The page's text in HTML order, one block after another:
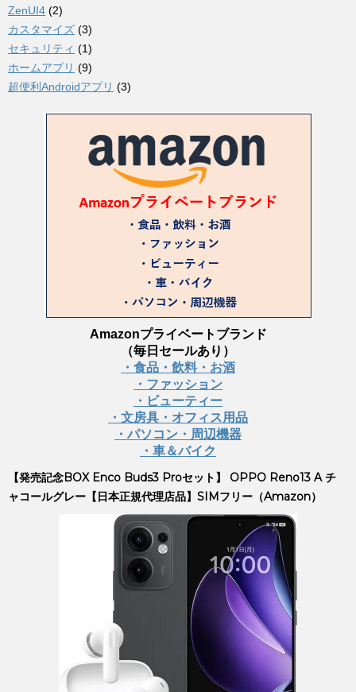
ZenUI4 (2)
カスタマイズ (3)
セキュリティ (1)
ホームアプリ (9)
超便利Androidアプリ (3)
Amazonプライベートブランド
（毎日セールあり）
・食品・飲料・お酒
・ファッション
・ビューティー
・文房具・オフィス用品
・パソコン・周辺機器
・車＆バイク
【発売記念BOX Enco Buds3 Proセット】 OPPO Reno13 A チ
ャコールグレー【日本正規代理店品】SIMフリー（Amazon）